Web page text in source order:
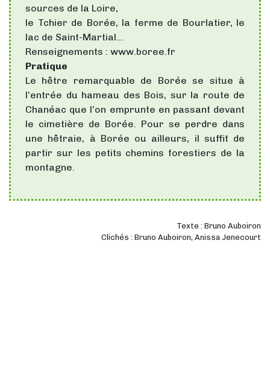
sources de la Loire,
le Tchier de Borée, la ferme de Bourlatier, le
lac de Saint-Martial…
Renseignements : www.boree.fr
Pratique
Le hêtre remarquable de Borée se situe à
l’entrée du hameau des Bois, sur la route de
Chanéac que l’on emprunte en passant devant
le cimetière de Borée. Pour se perdre dans
une hêtraie, à Borée ou ailleurs, il suffit de
partir sur les petits chemins forestiers de la
montagne.
Texte : Bruno Auboiron
Clichés : Bruno Auboiron, Anissa Jenecourt